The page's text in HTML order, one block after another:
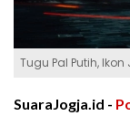
Tugu Pal Putih,
SuaraJogja.id -